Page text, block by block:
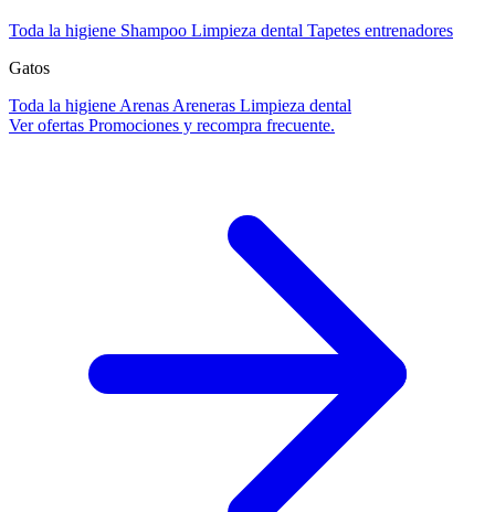
Toda la higiene Shampoo Limpieza dental Tapetes entrenadores
Gatos
Toda la higiene Arenas Areneras Limpieza dental
Ver ofertas Promociones y recompra frecuente.